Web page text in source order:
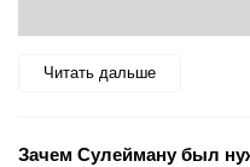
Читать дальше
Зачем Сулейману был